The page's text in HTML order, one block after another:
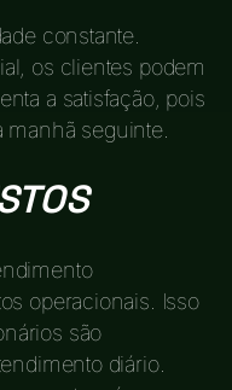
constante.
os clientes podem
a satisfação, pois
manhã seguinte.
operacionais. Isso
são
diário.